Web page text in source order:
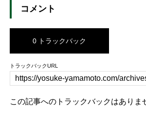
コメント
0 トラックバック
トラックバックURL
この記事へのトラックバックはありま